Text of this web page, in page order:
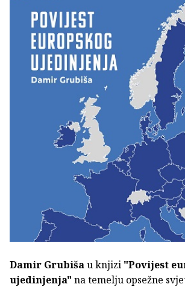
Damir Grubišau knjizi "Povijest
ujedinjenja" na temelju opsežne